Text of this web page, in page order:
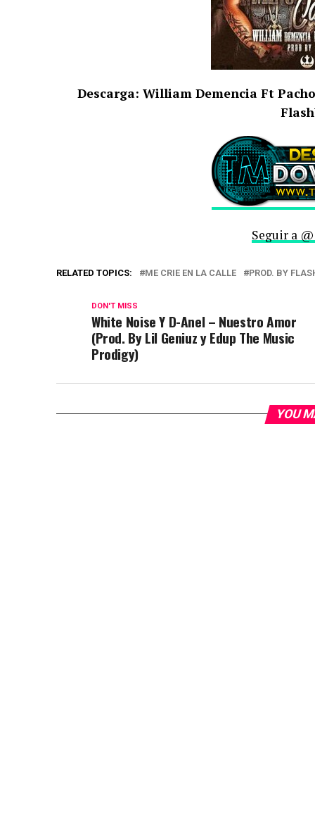
Descarga: William Demencia Ft
Seguir a
RELATED TOPICS: ME CRIE EN LA CALLE PROD. BY
DON'T MISS
White Noise Y D-Anel – Nuestro Amor
(Prod. By Lil Geniuz y Edup The Music
Prodigy)
YOU